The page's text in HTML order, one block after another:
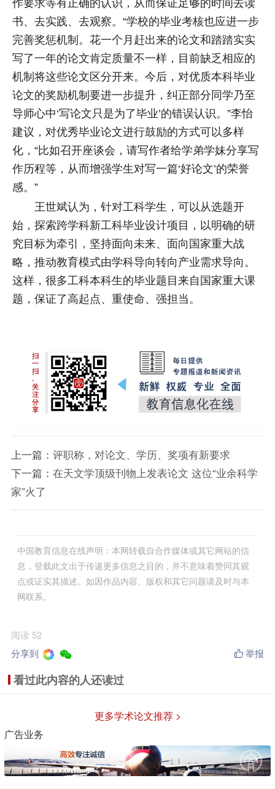
作要求等有正确的认识，从而保证足够的时间去读
书、去实践、去观察。“学校的毕业考核也应进一步
完善奖惩机制。花一个月赶出来的论文和踏踏实实
写了一年的论文肯定质量不一样，目前缺乏相应的
机制将这些论文区分开来。今后，对优质本科毕业
论文的奖励机制要进一步提升，纠正部分同学乃至
导师心中‘写论文只是为了毕业’的错误认识。”李怡
建议，对优秀毕业论文进行鼓励的方式可以多样
化，“比如召开座谈会，请写作者给学弟学妹分享写
作历程等，从而增强学生对写一篇‘好论文’的荣誉
感。”
王世斌认为，针对工科学生，可以从选题开
始，探索跨学科新工科毕业设计项目，以明确的研
究目标为牵引，坚持面向未来、面向国家重大战
略，推动教育模式由学科导向转向产业需求导向。
这样，很多工科本科生的毕业题目来自国家重大课
题，保证了高起点、重使命、强担当。
上一篇： 评职称，对论文、学历、奖项有新要求
下一篇： 在天文学顶级刊物上发表论文 这位“业余科学
家”火了
中国教育信息在线声明：本网转载自合作媒体或其它网站的信
息，登载此文出于传递更多信息之目的，并不意味着赞同其观
点或证实其描述。如因作品内容、版权和其它问题请及时与本
网联系。
阅读 52
分享到
举报
看过此内容的人还读过
更多学术论文推荐 >
广告业务